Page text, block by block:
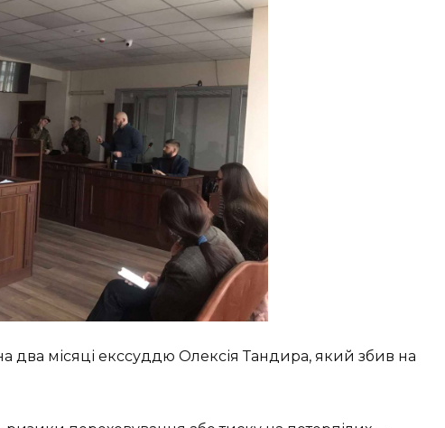
два місяці екссуддю Олексія Тандира, який збив на